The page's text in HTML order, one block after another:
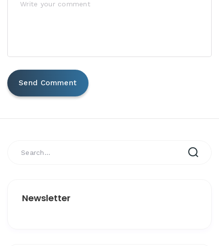
Newsletter